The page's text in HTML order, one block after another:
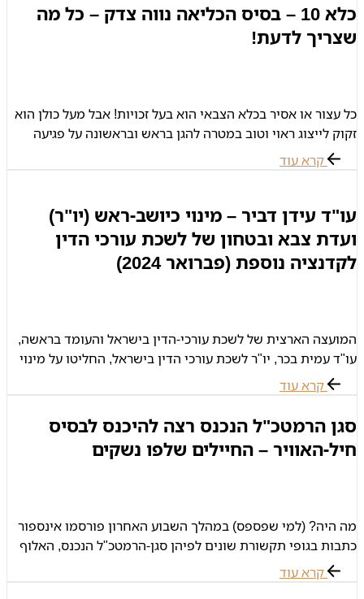
כלא 10 – בסיס הכליאה נווה צדק – כל מה
שצריך לדעת!
כל עצור או אסיר בכלא הצבאי הוא בעל זכויות! אבל מעל כולן הוא
זקוק לייצוג ראוי וטוב במטרה להגן בראש ובראשונה על פגיעה
בזכותו לחירות! אל תמתינו – צרו קשר
קרא עוד
עו"ד עידן דביר – מינוי כיושב-ראש (יו"ר)
ועדת צבא ובטחון של לשכת עורכי הדין
לקדנציה נוספת (פברואר 2024)
המועצה הארצית של לשכת עורכי-הדין בישראל והעומד בראשה,
עו"ד עמית בכר, יו"ר לשכת עורכי הדין בישראל, החליטו על מינוי
עורך-דין עידן דביר לתפקיד יו"ר ועדת צבא ובטחון של לשכת
קרא עוד
סגן הרמטכ"ל הנכנס רצה להיכנס לבסיס
חיל-האוויר – החיילים שלפו נשקים
מה היה? (למי שפספס) במהלך השבוע האחרון פורסמו אינספור
כתבות בגופי תקשורת שונים לפיהן סגן-הרמטכ"ל הנכנס, האלוף
הרצי הלוי, רצה להיכנס עם רכב לבסיס חיל אויר אך לא כל
הנוסעים
קרא עוד